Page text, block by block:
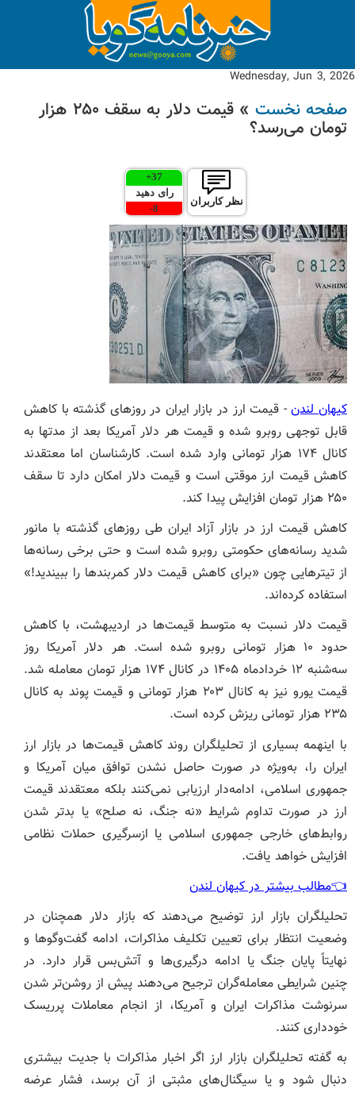
Wednesday, Jun 3, 2026
صفحه نخست » قیمت دلار به سقف ۲۵۰ هزار
تومان می‌رسد؟
نظر کاربران
37
+
رای دهید
8
-
کیهان لندن- قیمت ارز در بازار ایران در روزهای گذشته با کاهش
قابل توجهی روبرو شده و قیمت هر دلار آمریکا بعد از مدتها به
کانال ۱۷۴ هزار تومانی وارد شده است. کارشناسان اما معتقدند
کاهش قیمت ارز موقتی است و قیمت دلار امکان دارد تا سقف
۲۵۰ هزار تومان افزایش پیدا کند.
کاهش قیمت ارز در بازار آزاد ایران طی روزهای گذشته با مانور
شدید رسانه‌های حکومتی روبرو شده است و حتی برخی رسانه‌ها
از تیترهایی چون «برای کاهش قیمت دلار کمربندها را ببیندید!»
استفاده کرده‌‌اند.
قیمت دلار نسبت به متوسط قیمت‌ها در اردیبهشت، با کاهش
حدود ۱۰ هزار تومانی روبرو شده است. هر دلار آمریکا روز
سه‌شنبه ۱۲ خردادماه ۱۴۰۵ در کانال ۱۷۴ هزار تومان معامله شد.
قیمت یورو نیز به کانال ۲۰۳ هزار تومانی و قیمت پوند به کانال
۲۳۵ هزار تومانی ریزش کرده است.
با اینهمه بسیاری از تحلیلگران روند کاهش قیمت‌ها در بازار ارز
ایران را، به‌ویژه در صورت حاصل نشدن توافق میان آمریکا و
جمهوری اسلامی، ادامه‌دار ارزیابی نمی‌کنند بلکه معتقدند قیمت
ارز در صورت تداوم شرایط «نه جنگ، نه صلح» یا بدتر شدن
روابط‌های خارجی جمهوری اسلامی یا ازسرگیری حملات نظامی
افزایش خواهد یافت.
👈مطالب بیشتر در کیهان لندن
تحلیلگران بازار ارز توضیح می‌دهند که بازار دلار همچنان در
وضعیت انتظار برای تعیین تکلیف مذاکرات، ادامه گفت‌وگوها و
نهایتاً پایان جنگ یا ادامه درگیری‌ها و آتش‌بس قرار دارد. در
چنین شرایطی معامله‌گران ترجیح می‌دهند پیش از روشن‌تر شدن
سرنوشت مذاکرات ایران و آمریکا، از انجام معاملات پرریسک
خودداری کنند.
به گفته تحلیلگران بازار ارز اگر اخبار مذاکرات با جدیت بیشتری
دنبال شود و یا سیگنال‌های مثبتی از آن برسد، فشار عرضه